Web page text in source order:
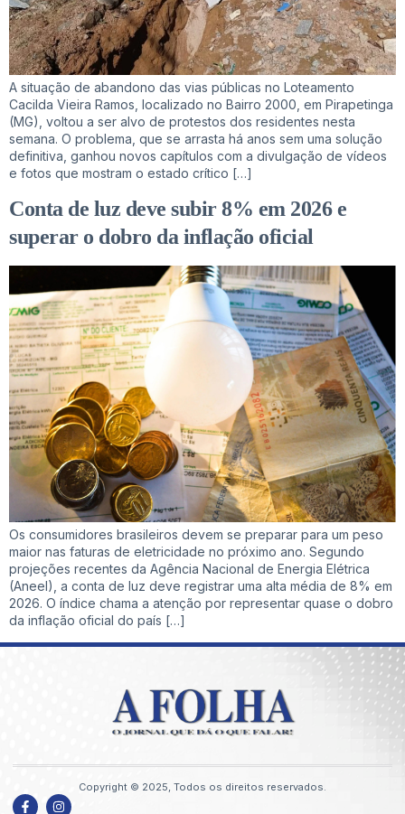
A situação de abandono das vias públicas no Loteamento
Cacilda Vieira Ramos, localizado no Bairro 2000, em Pirapetinga
(MG), voltou a ser alvo de protestos dos residentes nesta
semana. O problema, que se arrasta há anos sem uma solução
definitiva, ganhou novos capítulos com a divulgação de vídeos
e fotos que mostram o estado crítico […]
Conta de luz deve subir 8% em 2026 e
superar o dobro da inflação oficial
Os consumidores brasileiros devem se preparar para um peso
maior nas faturas de eletricidade no próximo ano. Segundo
projeções recentes da Agência Nacional de Energia Elétrica
(Aneel), a conta de luz deve registrar uma alta média de 8% em
2026. O índice chama a atenção por representar quase o dobro
da inflação oficial do país […]
Copyright © 2025, Todos os direitos reservados.